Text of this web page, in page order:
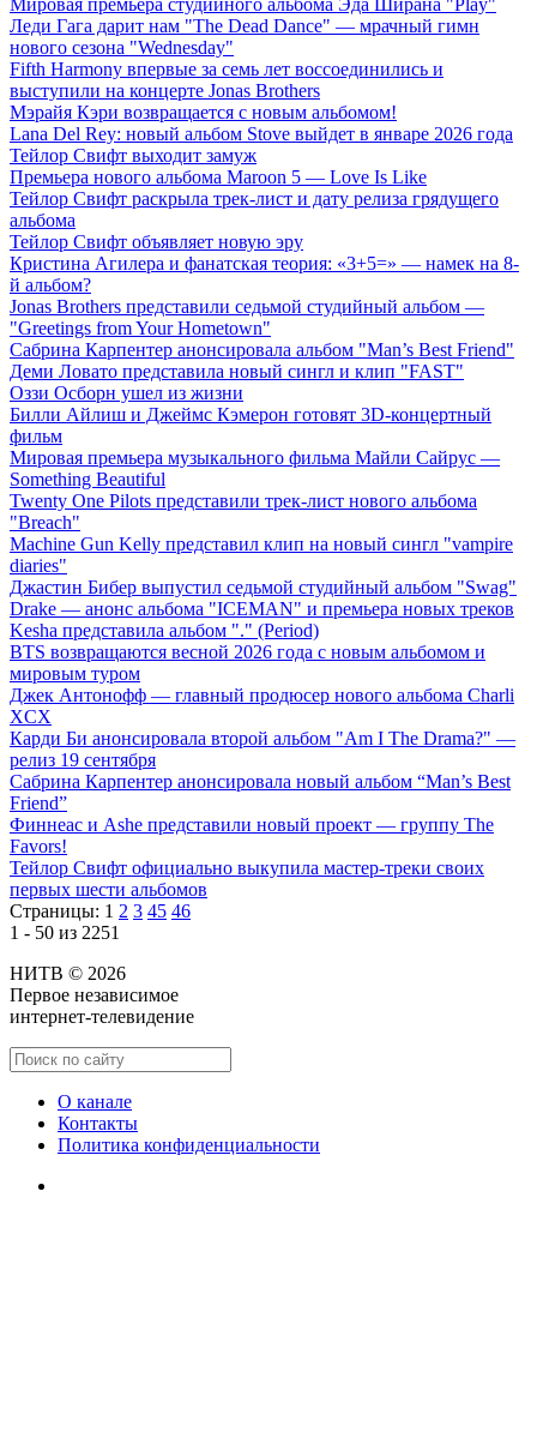
Мировая премьера студийного альбома Эда Ширана "Play"
Леди Гага дарит нам "The Dead Dance" — мрачный гимн
нового сезона "Wednesday"
Fifth Harmony впервые за семь лет воссоединились и
выступили на концерте Jonas Brothers
Мэрайя Кэри возвращается с новым альбомом!
Lana Del Rey: новый альбом Stove выйдет в январе 2026 года
Тейлор Свифт выходит замуж
Премьера нового альбома Maroon 5 — Love Is Like
Тейлор Свифт раскрыла трек-лист и дату релиза грядущего
альбома
Тейлор Свифт объявляет новую эру
Кристина Агилера и фанатская теория: «3+5=» — намек на 8-
й альбом?
Jonas Brothers представили седьмой студийный альбом —
"Greetings from Your Hometown"
Сабрина Карпентер анонсировала альбом "Man’s Best Friend"
Деми Ловато представила новый сингл и клип "FAST"
Оззи Осборн ушел из жизни
Билли Айлиш и Джеймс Кэмерон готовят 3D-концертный
фильм
Мировая премьера музыкального фильма Майли Сайрус —
Something Beautiful
Twenty One Pilots представили трек-лист нового альбома
"Breach"
Machine Gun Kelly представил клип на новый сингл "vampire
diaries"
Джастин Бибер выпустил седьмой студийный альбом "Swag"
Drake — анонс альбома "ICEMAN" и премьера новых треков
Kesha представила альбом "." (Period)
BTS возвращаются весной 2026 года с новым альбомом и
мировым туром
Джек Антонофф — главный продюсер нового альбома Charli
XCX
Карди Би анонсировала второй альбом "Am I The Drama?" —
релиз 19 сентября
Сабрина Карпентер анонсировала новый альбом “Man’s Best
Friend”
Финнеас и Ashe представили новый проект — группу The
Favors!
Тейлор Свифт официально выкупила мастер-треки своих
первых шести альбомов
Страницы: 1 2 3 45 46
1 - 50 из 2251
НИТВ © 2026
Первое независимое
интернет-телевидение
О канале
Контакты
Политика конфиденциальности